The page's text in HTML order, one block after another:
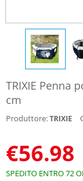
TRIXIE Penna
cm
Produttore:TRIXIE
€56.98
SPEDITO ENTRO 72